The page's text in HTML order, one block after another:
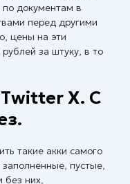
документам в
перед другими
цены на эти
за штуку, в то
X. С
такие акки самого
пустые,
без них,